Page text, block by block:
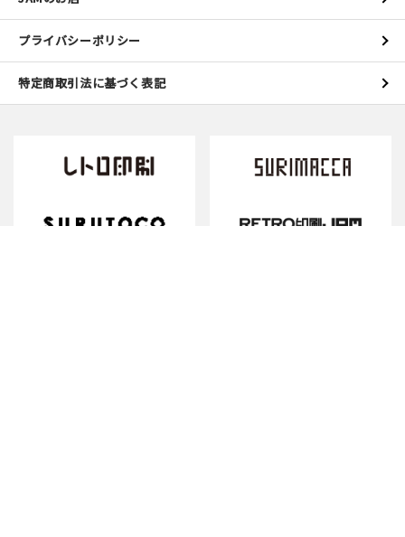
プライバシーポリシー
特定商取引法に基づく表記